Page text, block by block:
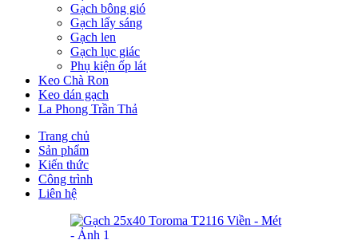
Gạch bông gió
Gạch lấy sáng
Gạch len
Gạch lục giác
Phụ kiện ốp lát
Keo Chà Ron
Keo dán gạch
La Phong Trần Thả
Trang chủ
Sản phẩm
Kiến thức
Công trình
Liên hệ